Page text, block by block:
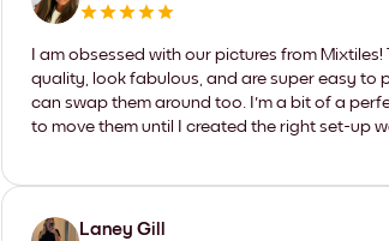
I am obsessed with our pictures from Mixtiles!
quality, look fabulous, and are super easy to
can swap them around too. I'm a bit of a
to move them until I created the right set-up
Laney Gill